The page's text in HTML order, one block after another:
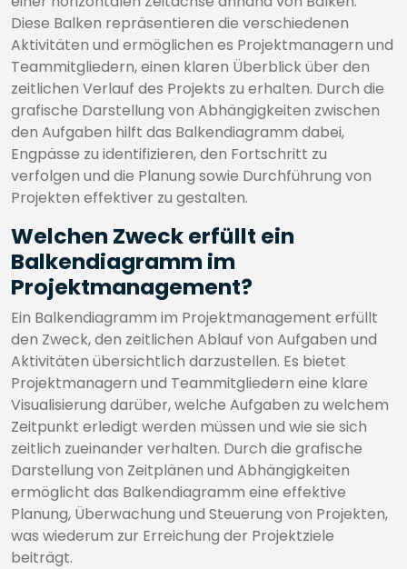
Diese Balken repräsentieren die verschiedenen
Aktivitäten und ermöglichen es Projektmanagern und
Teammitgliedern, einen klaren Überblick über den
zeitlichen Verlauf des Projekts zu erhalten. Durch die
grafische Darstellung von Abhängigkeiten zwischen
den Aufgaben hilft das Balkendiagramm dabei,
Engpässe zu identifizieren, den Fortschritt zu
verfolgen und die Planung sowie Durchführung von
Projekten effektiver zu gestalten.
Welchen Zweck erfüllt ein
Balkendiagramm im
Projektmanagement?
Ein Balkendiagramm im Projektmanagement erfüllt
den Zweck, den zeitlichen Ablauf von Aufgaben und
Aktivitäten übersichtlich darzustellen. Es bietet
Projektmanagern und Teammitgliedern eine klare
Visualisierung darüber, welche Aufgaben zu welchem
Zeitpunkt erledigt werden müssen und wie sie sich
zeitlich zueinander verhalten. Durch die grafische
Darstellung von Zeitplänen und Abhängigkeiten
ermöglicht das Balkendiagramm eine effektive
Planung, Überwachung und Steuerung von Projekten,
was wiederum zur Erreichung der Projektziele
beiträgt.